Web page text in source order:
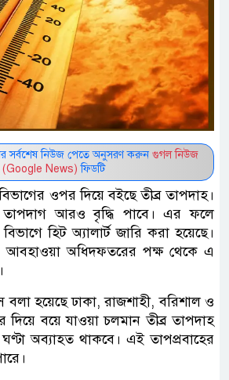
সর্বশেষ নিউজ পেতে অনুসরণ করুন গুগল নিউজ
(Google News) ফিডটি
ওপর দিয়ে বইছে তীব্র তাপদাহ।
আরও বৃদ্ধি পাবে। এর ফলে
হিট অ্যালার্ট জারি করা হয়েছে।
আবহাওয়া অধিদফতরের পক্ষ থেকে এ
বলা হয়েছে ঢাকা, রাজশাহী, বরিশাল ও
বয়ে যাওয়া চলমান তীব্র তাপদাহ
অব্যাহত থাকবে। এই তাপপ্রবাহের